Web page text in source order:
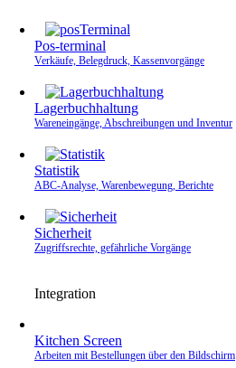
Pos-terminal
Verkäufe, Belegdruck, Kassenvorgänge
Lagerbuchhaltung
Wareneingänge, Abschreibungen und Inventur
Statistik
ABC-Analyse, Warenbewegung, Berichte
Sicherheit
Zugriffsrechte, gefährliche Vorgänge
Integration
Kitchen Screen
Arbeiten mit Bestellungen über den Bildschirm